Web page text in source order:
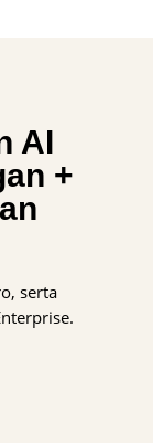
AI
+
serta